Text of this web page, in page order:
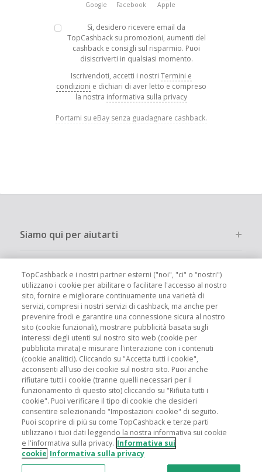
Google Facebook Apple
Sì, desidero ricevere email da
TopCashback su promozioni, aumenti del
cashback e consigli sul risparmio. Puoi
disiscriverti in qualsiasi momento.
Iscrivendoti, accetti i nostri Termini e
condizioni e dichiari di aver letto e compreso
la nostra informativa sulla privacy
Portami su eBay senza guadagnare cashback.
Siamo qui per aiutarti
Chi siamo
Partecipa
Info legali
Siti globali UK US CN JP DE FR AU
TopCashback e i nostri partner esterni ("noi", "ci" o "nostri")
utilizzano i cookie per abilitare o facilitare l'accesso al nostro
sito, fornire e migliorare continuamente una varietà di
servizi, compresi i nostri servizi di cashback, ma anche per
prevenire frodi e garantire una connessione sicura al nostro
sito (cookie funzionali), mostrare pubblicità basata sugli
interessi degli utenti sul nostro sito web (cookie per
pubblicita mirata) e misurare l'interazione con i contenuti
(cookie analitici). Cliccando su "Accetta tutti i cookie",
acconsenti all'uso dei cookie sul nostro sito. Puoi anche
rifiutare tutti i cookie (tranne quelli necessari per il
funzionamento di questo sito) cliccando su "Rifiuta tutti i
cookie". Puoi verificare il tipo di cookie che desideri
consentire selezionando "Impostazioni cookie" di seguito.
Puoi scoprire di più su come TopCashback e terze parti
utilizzano i tuoi dati leggendo la nostra informativa sui cookie
e l'informativa sulla privacy. Informativa sui
cookie Informativa sulla privacy